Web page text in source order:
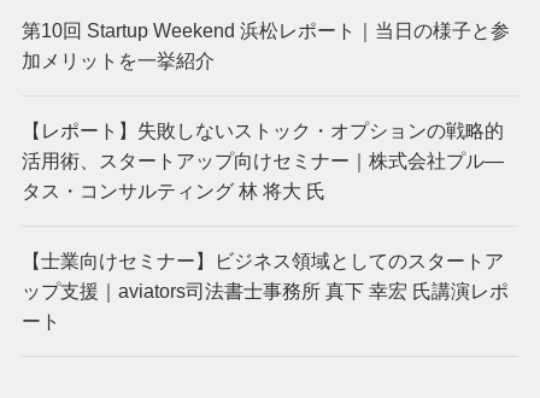
第10回 Startup Weekend 浜松レポート｜当日の様子と参
加メリットを一挙紹介
【レポート】失敗しないストック・オプションの戦略的
活用術、スタートアップ向けセミナー｜株式会社プル―
タス・コンサルティング 林 将大 氏
【士業向けセミナー】ビジネス領域としてのスタートア
ップ支援｜aviators司法書士事務所 真下 幸宏 氏講演レポ
ート